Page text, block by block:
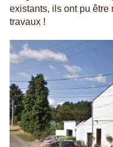
existants, ils ont pu
travaux !